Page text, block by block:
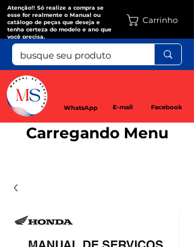
Atenção!! Só realize a compra se
esse for realmente o Manual ou
catálogo de peças que deseja e
tenha certeza do modelo e ano que
você precisa.
WhatsApp E-mail Facebook
Carrinho
Carregando Menu